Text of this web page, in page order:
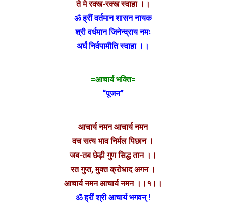
ते मे रक्ख-रक्ख स्वाहा ।।
ॐ ह्रीं वर्तमान शासन नायक
श्री वर्धमान जिनेन्द्राय नमः
अर्घं निर्वपामीति स्वाहा ।।
=आचार्य भक्ति=
“पूजन”
आचार्य नमन आचार्य नमन
वच सत्य भाव निर्मल पिछान ।
जब-तब छेड़ी गुण सिद्ध तान ।।
रत गुप्त, मुक्त क्रोधाद अगन ।
आचार्य नमन आचार्य नमन ।।१।।
ॐ ह्रीं श्री आचार्य भगवन् !